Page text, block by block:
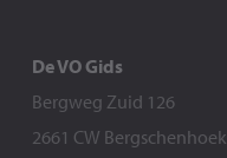
De VO Gids
Bergweg Zuid 126
2661 CW Bergschenhoek